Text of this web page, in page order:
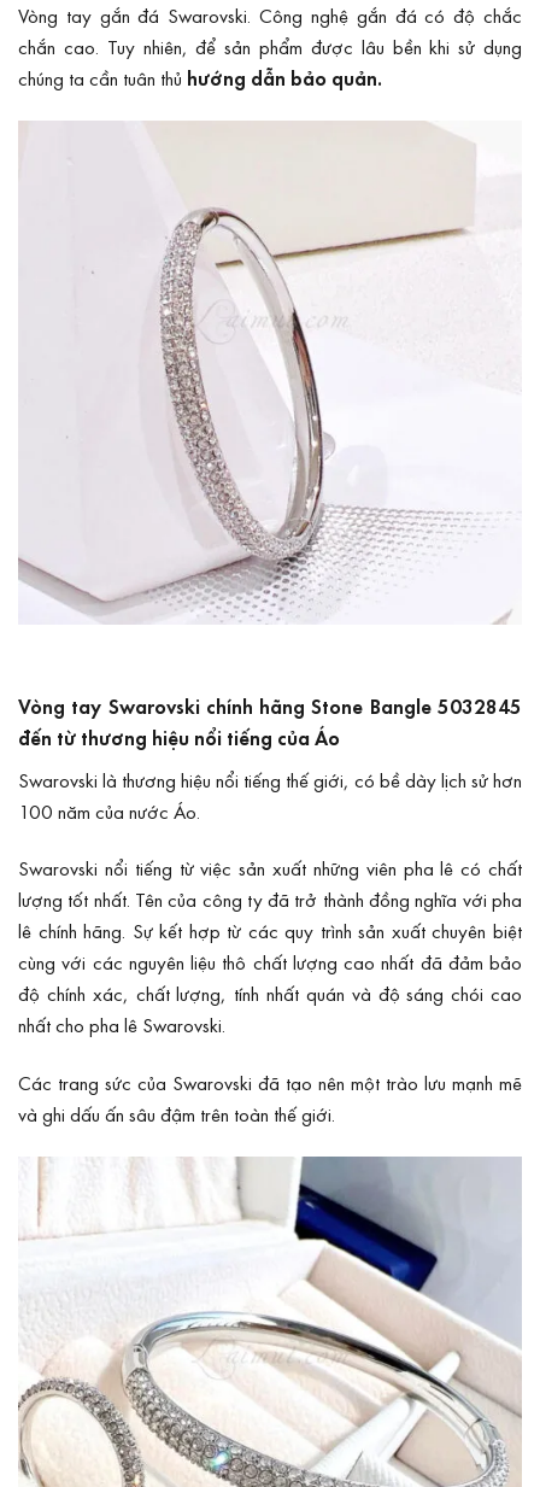
Vòng tay gắn đá Swarovski. Công nghệ gắn đá có độ chắc
chắn cao. Tuy nhiên, để sản phẩm được lâu bền khi sử dụng
chúng ta cần tuân thủ hướng dẫn bảo quản.
Vòng tay Swarovski chính hãng Stone Bangle 5032845
đến từ thương hiệu nổi tiếng của Áo
Swarovski là thương hiệu nổi tiếng thế giới, có bề dày lịch sử hơn
100 năm của nước Áo.
Swarovski nổi tiếng từ việc sản xuất những viên pha lê có chất
lượng tốt nhất. Tên của công ty đã trở thành đồng nghĩa với pha
lê chính hãng. Sự kết hợp từ các quy trình sản xuất chuyên biệt
cùng với các nguyên liệu thô chất lượng cao nhất đã đảm bảo
độ chính xác, chất lượng, tính nhất quán và độ sáng chói cao
nhất cho pha lê Swarovski.
Các trang sức của Swarovski đã tạo nên một trào lưu mạnh mẽ
và ghi dấu ấn sâu đậm trên toàn thế giới.